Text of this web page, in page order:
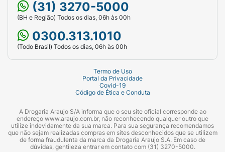
(31) 3270-5000
(BH e Região) Todos os dias, 06h às 00h
0300.313.1010
(Todo Brasil) Todos os dias, 06h às 00h
Termo de Uso
Portal da Privacidade
Covid-19
Código de Ética e Conduta
A Drogaria Araujo S/A informa que o seu site oficial corresponde ao
endereço www.araujo.com.br, não reconhecendo qualquer outro que
utilize indevidamente da sua marca. Para sua segurança recomendamos
que não sejam realizadas compras em sites desconhecidos que se utilizem
de forma fraudulenta da marca da Drogaria Araujo S.A. Em caso de
dúvidas, gentileza entrar em contato com (31) 3270-5000.